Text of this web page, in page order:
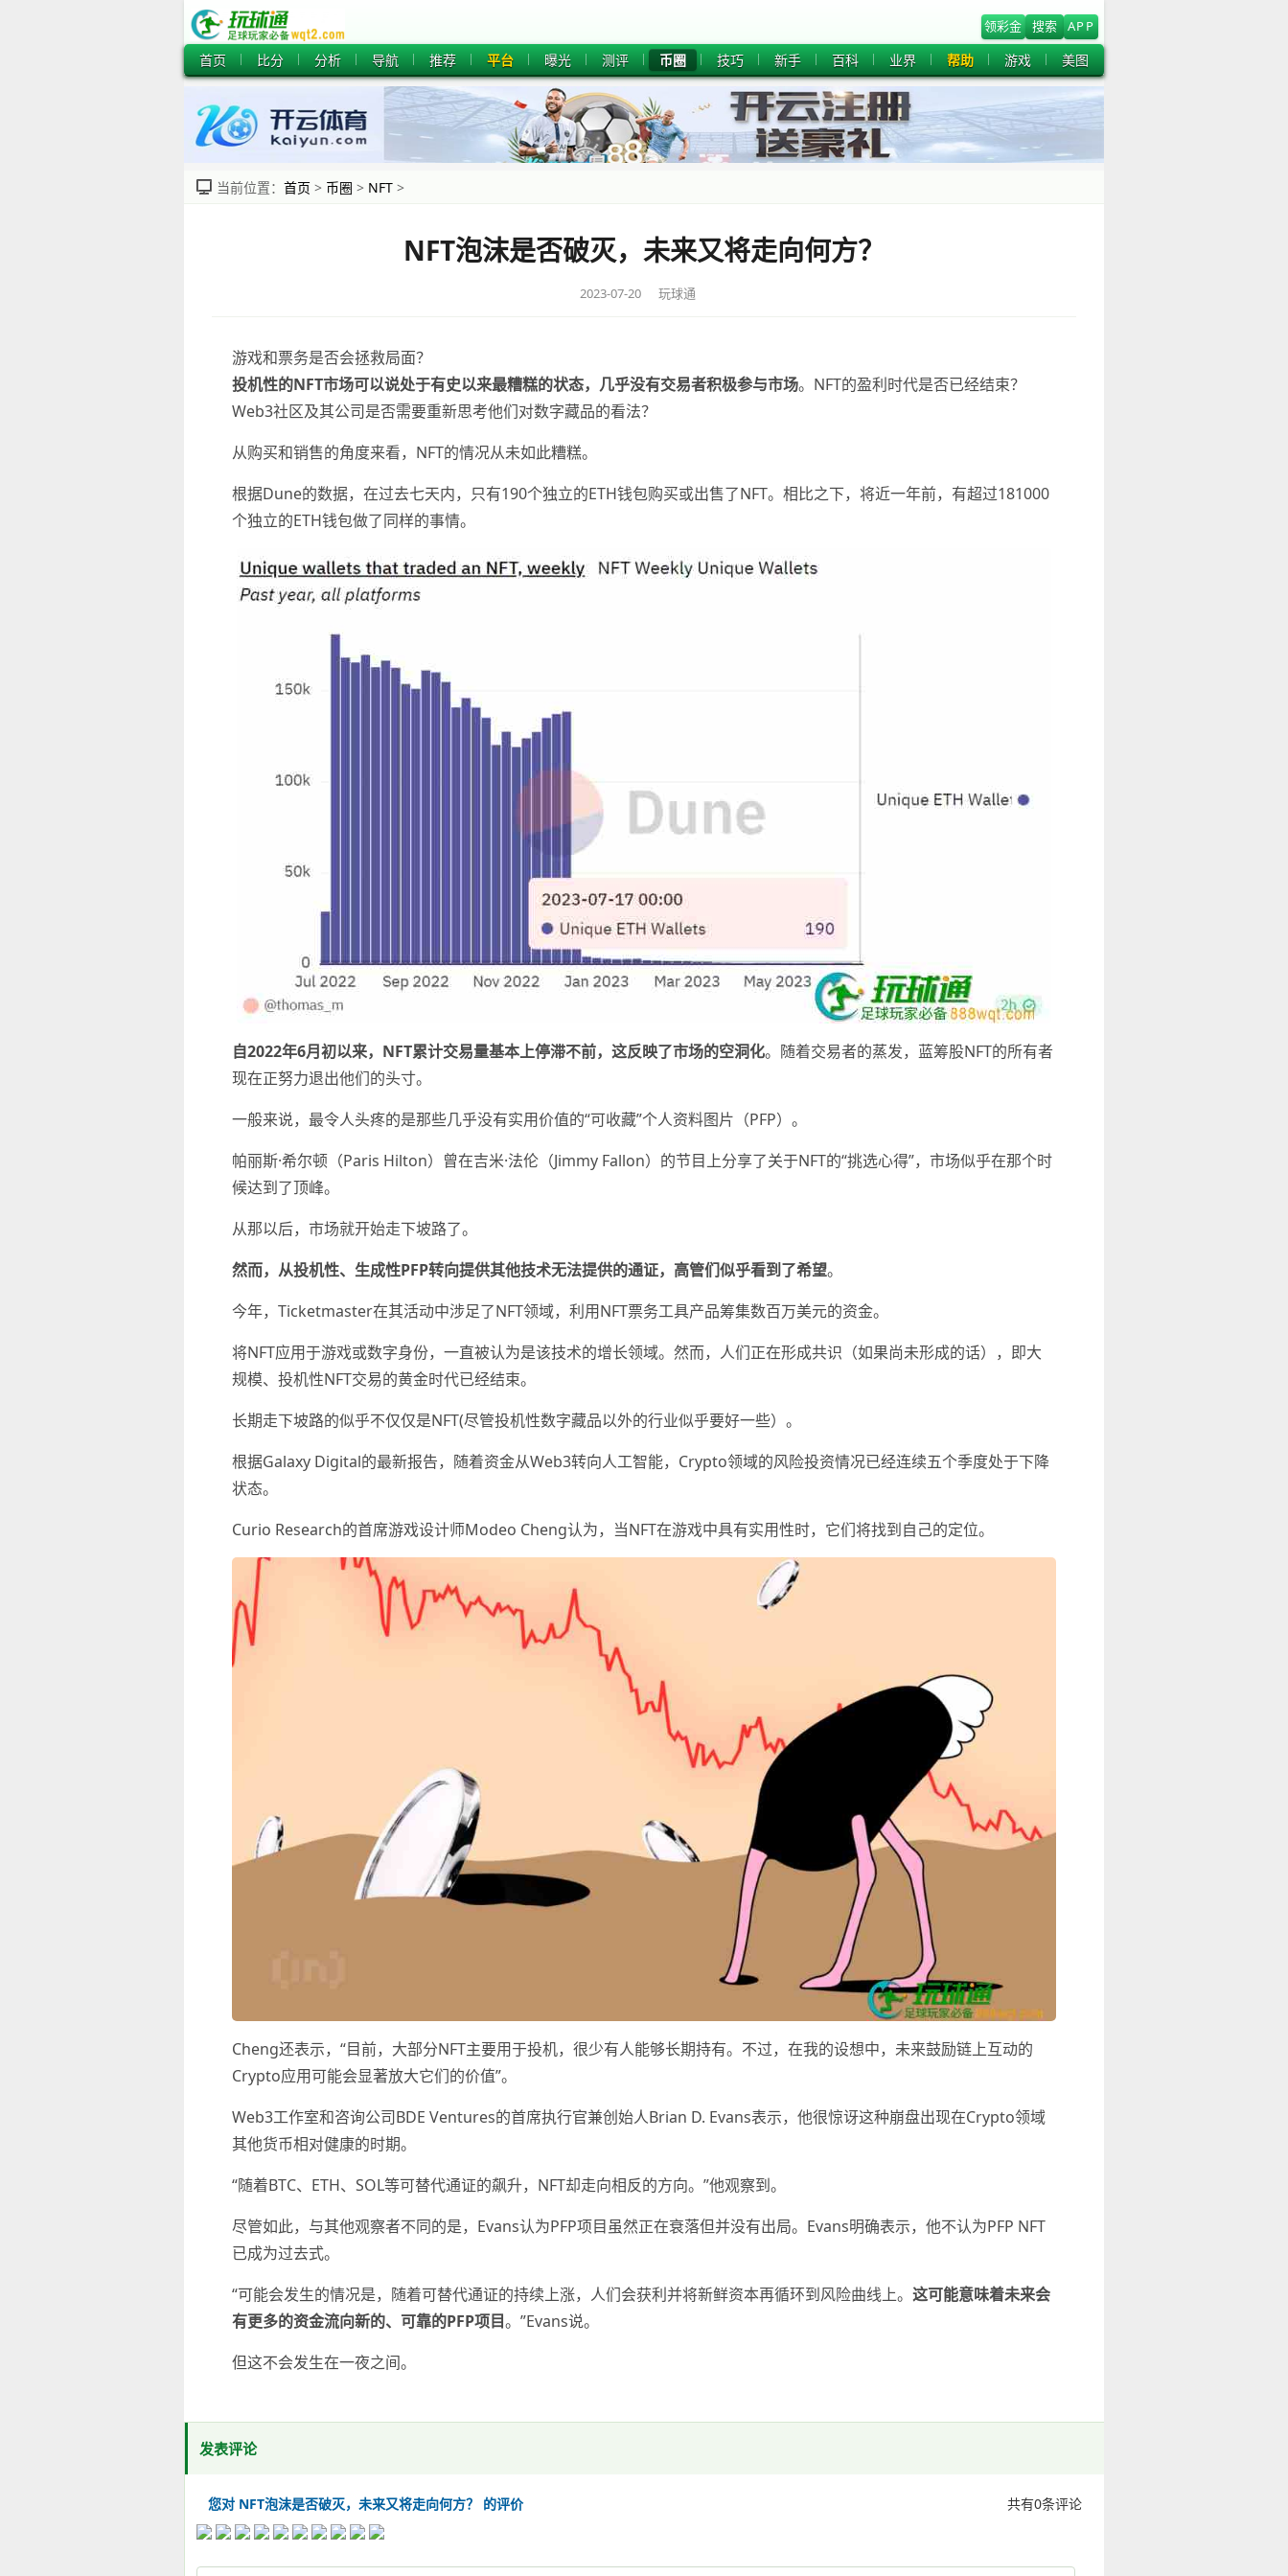
领彩金 搜索 APP
首页 比分 分析 导航 推荐 平台 曝光 测评 币圈 技巧 新手 百科 业界 帮助 游戏 美图
当前位置： 首页 > 币圈 > NFT >
NFT泡沫是否破灭，未来又将走向何方？
2023-07-20 玩球通
游戏和票务是否会拯救局面？
投机性的NFT市场可以说处于有史以来最糟糕的状态，几乎没有交易者积极参与市场。NFT的盈利时代是否已经结束？
Web3社区及其公司是否需要重新思考他们对数字藏品的看法？
从购买和销售的角度来看，NFT的情况从未如此糟糕。
根据Dune的数据，在过去七天内，只有190个独立的ETH钱包购买或出售了NFT。相比之下，将近一年前，有超过181000
个独立的ETH钱包做了同样的事情。
自2022年6月初以来，NFT累计交易量基本上停滞不前，这反映了市场的空洞化。随着交易者的蒸发，蓝筹股NFT的所有者
现在正努力退出他们的头寸。
一般来说，最令人头疼的是那些几乎没有实用价值的“可收藏”个人资料图片（PFP）。
帕丽斯·希尔顿（Paris Hilton）曾在吉米·法伦（Jimmy Fallon）的节目上分享了关于NFT的“挑选心得”，市场似乎在那个时
候达到了顶峰。
从那以后，市场就开始走下坡路了。
然而，从投机性、生成性PFP转向提供其他技术无法提供的通证，高管们似乎看到了希望。
今年，Ticketmaster在其活动中涉足了NFT领域，利用NFT票务工具产品筹集数百万美元的资金。
将NFT应用于游戏或数字身份，一直被认为是该技术的增长领域。然而，人们正在形成共识（如果尚未形成的话），即大
规模、投机性NFT交易的黄金时代已经结束。
长期走下坡路的似乎不仅仅是NFT(尽管投机性数字藏品以外的行业似乎要好一些）。
根据Galaxy Digital的最新报告，随着资金从Web3转向人工智能，Crypto领域的风险投资情况已经连续五个季度处于下降
状态。
Curio Research的首席游戏设计师Modeo Cheng认为，当NFT在游戏中具有实用性时，它们将找到自己的定位。
Cheng还表示，“目前，大部分NFT主要用于投机，很少有人能够长期持有。不过，在我的设想中，未来鼓励链上互动的
Crypto应用可能会显著放大它们的价值”。
Web3工作室和咨询公司BDE Ventures的首席执行官兼创始人Brian D. Evans表示，他很惊讶这种崩盘出现在Crypto领域
其他货币相对健康的时期。
“随着BTC、ETH、SOL等可替代通证的飙升，NFT却走向相反的方向。”他观察到。
尽管如此，与其他观察者不同的是，Evans认为PFP项目虽然正在衰落但并没有出局。Evans明确表示，他不认为PFP NFT
已成为过去式。
“可能会发生的情况是，随着可替代通证的持续上涨，人们会获利并将新鲜资本再循环到风险曲线上。 这可能意味着未来会
有更多的资金流向新的、可靠的PFP项目。”Evans说。
但这不会发生在一夜之间。
发表评论
您对 NFT泡沫是否破灭，未来又将走向何方？ 的评价 共有0条评论